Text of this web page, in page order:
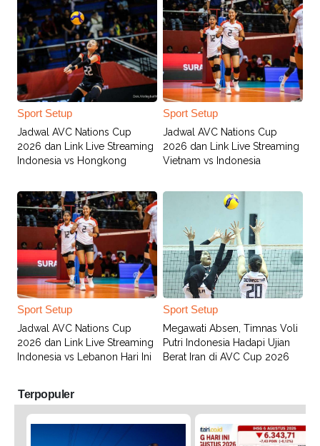
Sport Setup
Jadwal AVC Nations Cup
2026 dan Link Live Streaming
Indonesia vs Hongkong
Sport Setup
Jadwal AVC Nations Cup
2026 dan Link Live Streaming
Vietnam vs Indonesia
Sport Setup
Jadwal AVC Nations Cup
2026 dan Link Live Streaming
Indonesia vs Lebanon Hari Ini
Sport Setup
Megawati Absen, Timnas Voli
Putri Indonesia Hadapi Ujian
Berat Iran di AVC Cup 2026
Terpopuler